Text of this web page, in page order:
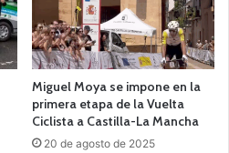
Miguel Moya se impone en la
primera etapa de la Vuelta
Ciclista a Castilla-La Mancha
20 de agosto de 2025